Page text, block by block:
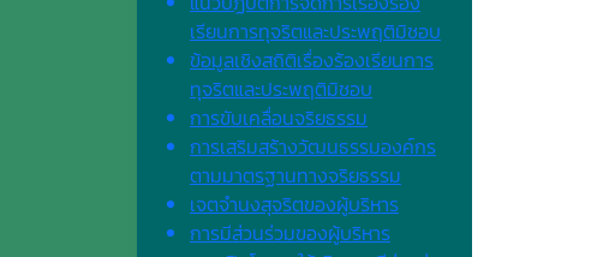
เรียนการทุจริตและประพฤติมิชอบ
ข้อมูลเชิงสถิติเรื่องร้องเรียนการ
ทุจริตและประพฤติมิชอบ
การขับเคลื่อนจริยธรรม
การเสริมสร้างวัฒนธรรมองค์กร
ตามมาตรฐานทางจริยธรรม
เจตจํานงสุจริตของผู้บริหาร
การมีส่วนร่วมของผู้บริหาร